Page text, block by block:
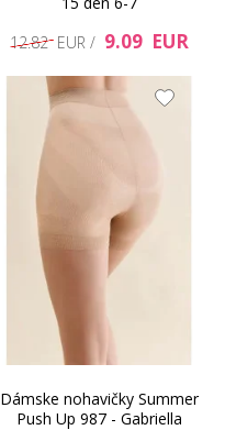
12.82 EUR / 9.09 EUR
Dámske nohavičky Summer
Push Up 987 - Gabriella